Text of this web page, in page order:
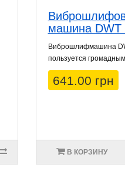
машина DWT
Виброшлифмашина
пользуется
641.00 грн
В КОРЗИНУ